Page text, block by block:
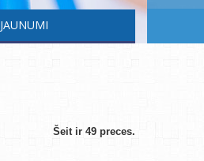
JAUNUMI
Šeit ir 49 preces.